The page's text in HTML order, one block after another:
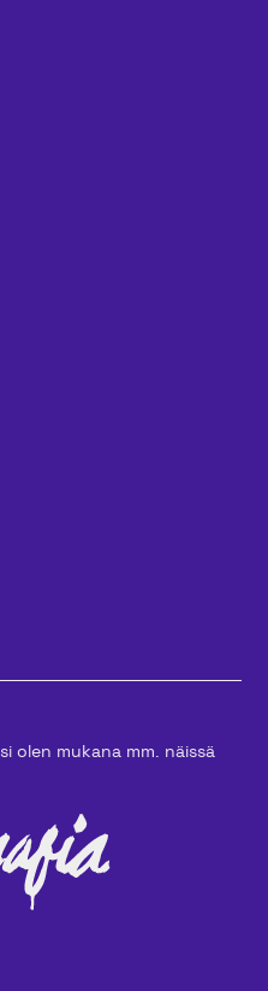
olen mukana mm. näissä